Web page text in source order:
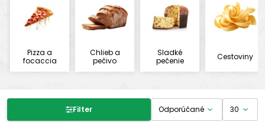
Pizza a
focaccia
Chlieb a
pečivo
Sladké
pečenie
Cestoviny
Filter produktov
Filter